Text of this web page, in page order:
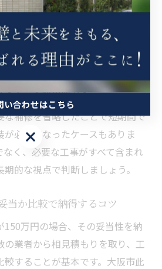
の形状も価格に影響を与えます。
多い場合は、足場設置や作業手
もり金額が上がる傾向がありま
宅では、築年数や建物の構造によ
異なるため、現地調査をもとに最
ることが重要です。
な補修を省略したことで短期間で
必要になったケースもありま
く、必要な工事がすべて含まれ
的な視点で判断しましょう。
当か比較で納得するコツ
万円の場合、その妥当性を納
業者から相見積もりを取り、工
することが基本です。大阪市此
い合わせはこちら
い合わせはこちら